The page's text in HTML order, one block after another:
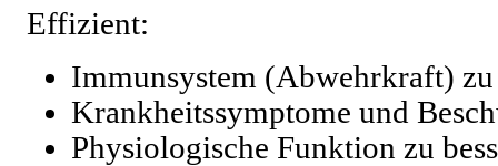
Effizient:
Immunsystem (Abwehrkraft) zu
Krankheitssymptome und
Physiologische Funktion zu